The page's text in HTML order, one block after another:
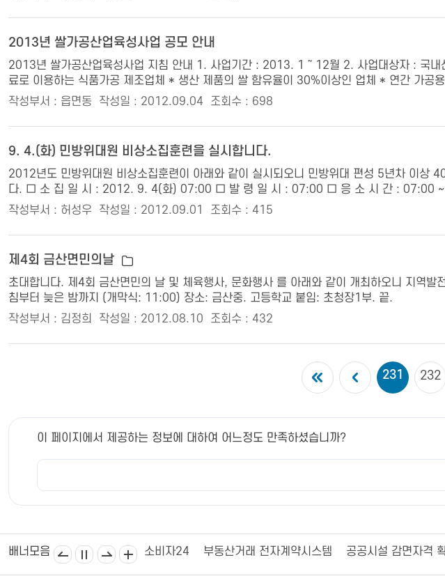
2013년 쌀가공산업육성사업 공모 안내
2013년 쌀가공산업육성사업 지침 안내 1. 사업기간 : 2013. 1 ～ 12월 2. 사업대상자 : 국
료로 이용하는 식품가공 제조업체 * 생산 제품의 쌀 함유율이 30%이상인 업체 * 연간 가공
작성부서 : 읍면동
작성일 : 2012.09.04 조회수 : 698
9. 4.(화) 민방위대원 비상소집훈련을 실시합니다.
2012년도 민방위대원 비상소집훈련이 아래와 같이 실시되오니 민방위대 편성 5년차 이상
다. □ 소 집 일 시 : 2012. 9. 4(화) 07:00 □ 발 령 일 시 : 07:00 □ 응 소 시 간 : 07:00
작성부서 : 허성우
작성일 : 2012.09.01 조회수 : 415
제4회 금산면민의날
초대합니다. 제4회 금산면민의 날 및 체육행사, 문화행사 를 아래와 같이 개최하오니 지역
침부터 늦은 밤까지 (개막식: 11:00) 장소: 금산중. 고등학교 붙임: 초청장1부. 끝.
작성부서 : 김정희
작성일 : 2012.08.10 조회수 : 432
231 232
이 페이지에서 제공하는 정보에 대하여 어느정도 만족하셨습니까?
배너모음
상공회의소 김제시의회 소비자24 부동산거래 전자계약시스템 공공시설 감면자격